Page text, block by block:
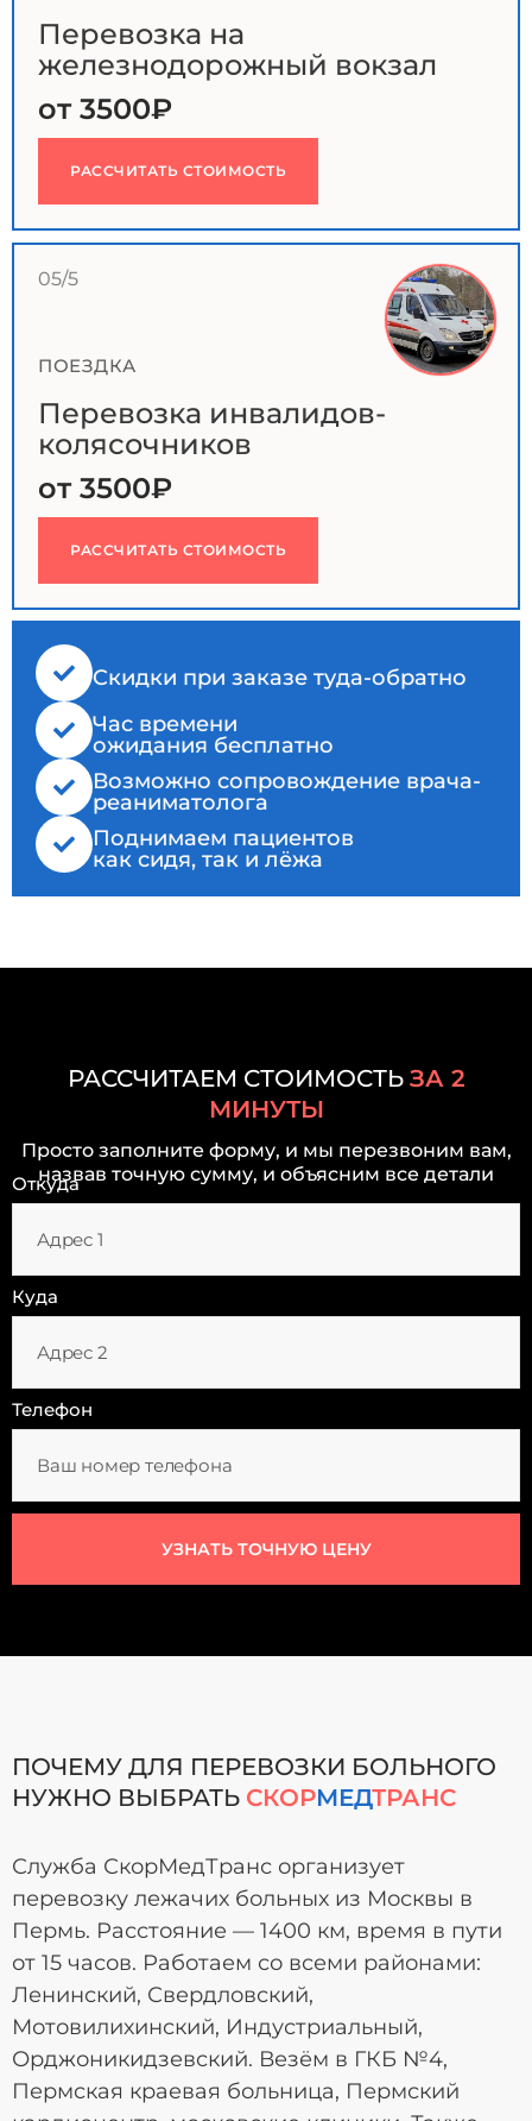
Перевозка на
железнодорожный вокзал
от 3500₽
РАССЧИТАТЬ СТОИМОСТЬ
05/5
ПОЕЗДКА
Перевозка инвалидов-
колясочников
от 3500₽
РАССЧИТАТЬ СТОИМОСТЬ
Cкидки при заказе туда-обратно
Час времени
ожидания бесплатно
Возможно сопровождение врача-
реаниматолога
Поднимаем пациентов
как сидя, так и лёжа
РАССЧИТАЕМ СТОИМОСТЬ ЗА 2
МИНУТЫ
Просто заполните форму, и мы перезвоним вам,
назвав точную сумму, и объясним все детали
Откуда
Куда
Телефон
УЗНАТЬ ТОЧНУЮ ЦЕНУ
ПОЧЕМУ ДЛЯ ПЕРЕВОЗКИ БОЛЬНОГО
НУЖНО ВЫБРАТЬ СКОРМЕДТРАНС
Служба СкорМедТранс организует
перевозку лежачих больных из Москвы в
Пермь. Расстояние — 1400 км, время в пути
от 15 часов. Работаем со всеми районами:
Ленинский, Свердловский,
Мотовилихинский, Индустриальный,
Орджоникидзевский. Везём в ГКБ №4,
Пермская краевая больница, Пермский